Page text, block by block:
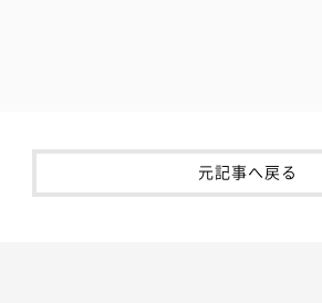
元記事へ戻る